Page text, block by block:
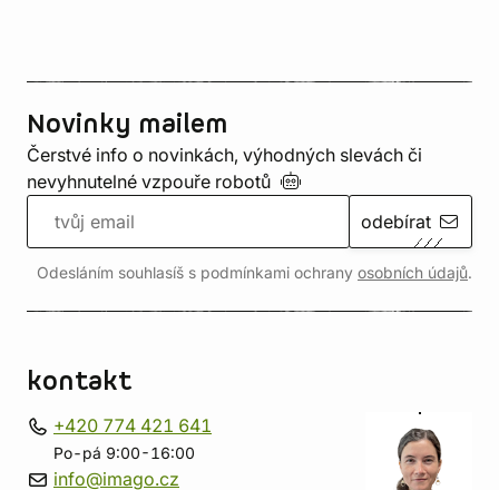
Novinky mailem
Čerstvé info o novinkách, výhodných slevách či
nevyhnutelné vzpouře robotů
odebírat
Odesláním souhlasíš s podmínkami ochrany osobních údajů.
kontakt
+420 774 421 641
Po-pá 9:00-16:00
info@imago.cz